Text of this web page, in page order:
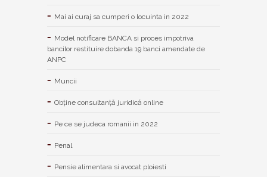
Mai ai curaj sa cumperi o locuinta in 2022
Model notificare BANCA si proces impotriva
bancilor restituire dobanda 19 banci amendate de
ANPC
Muncii
Obține consultanță juridică online
Pe ce se judeca romanii in 2022
Penal
Pensie alimentara si avocat ploiesti